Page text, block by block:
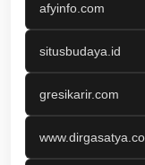
afyinfo.com
situsbudaya.id
gresikarir.com